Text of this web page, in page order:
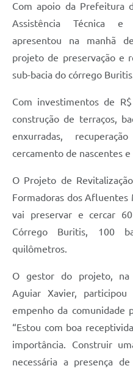
Com apoio da Prefeitura
Assistência Técnica e
apresentou na manhã
projeto de preservação e
sub-bacia do córrego
Com investimentos de
construção de terraços,
enxurradas,
cercamento de nascentes e
O Projeto de
Formadoras dos Afluentes
vai preservar e cercar
Córrego Buritis, 100
quilômetros.
O gestor do projeto, na
Aguiar Xavier,
empenho da comunidade
“Estou com boa
importância. Construir
necessária a presença